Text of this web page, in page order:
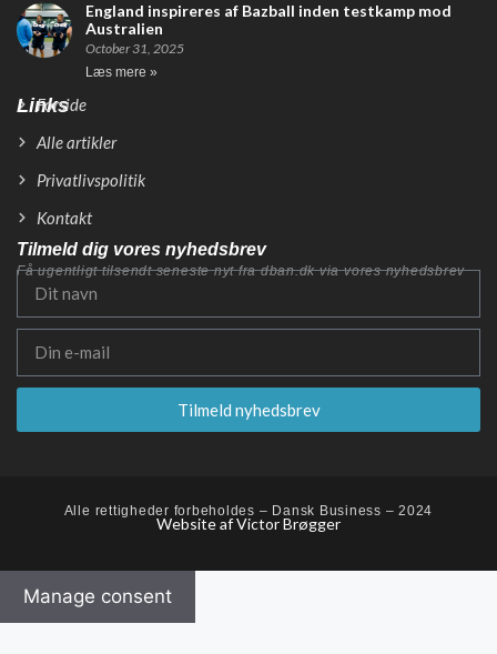
England inspireres af Bazball inden testkamp mod
Australien
October 31, 2025
Læs mere »
Links
Forside
Alle artikler
Privatlivspolitik
Kontakt
Tilmeld dig vores nyhedsbrev
Få ugentligt tilsendt seneste nyt fra dban.dk via vores nyhedsbrev
Tilmeld nyhedsbrev
Alle rettigheder forbeholdes – Dansk Business – 2024
Website af Victor Brøgger
Manage consent